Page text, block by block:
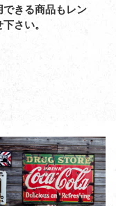
きる商品もレン
さい。